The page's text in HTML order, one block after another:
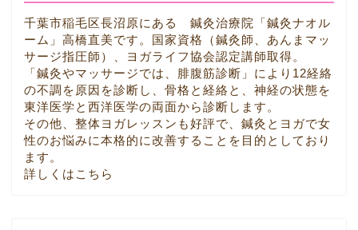
千葉市稲毛区長沼原にある 鍼灸治療院「鍼灸ナオル
ーム」高橋直美です。国家資格（鍼灸師、あんまマッ
サージ指圧師）、ヨガライフ協会認定講師取得。
「鍼灸やマッサージでは、腓腹筋診断」により12経絡
の不調を原因を診断し、骨格と経絡と、神経の状態を
東洋医学と西洋医学の両面から診断します。
その他、整体ヨガレッスンも好評で、鍼灸とヨガで女
性のお悩みに本格的に改善することを目的としており
ます。
詳しくはこちら